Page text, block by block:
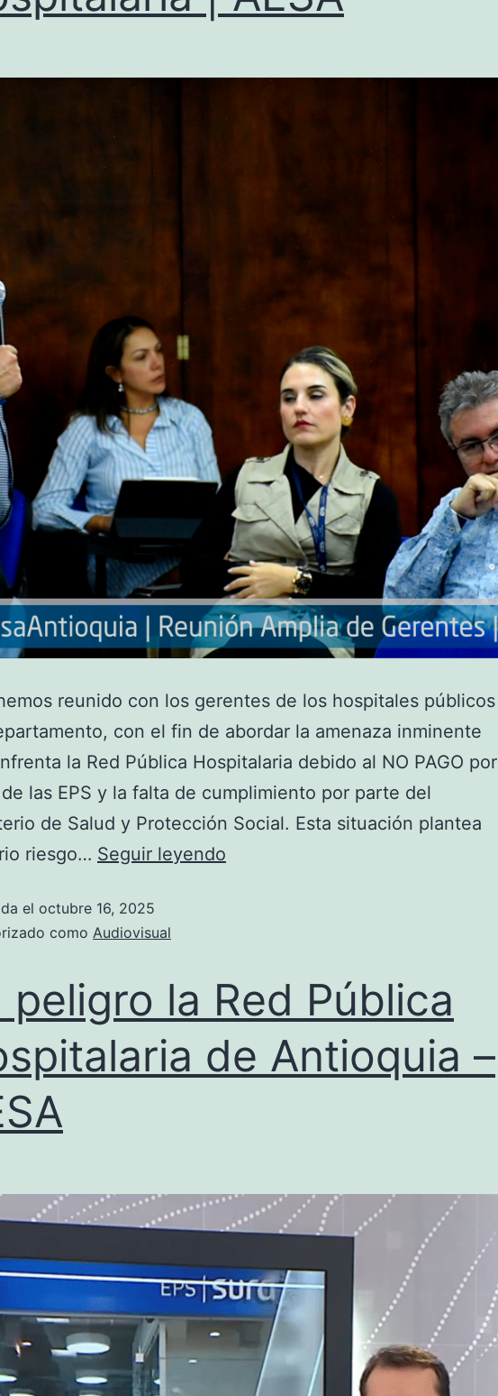
reunido con los gerentes de los hospitales públicos
con el fin de abordar la amenaza inminente
la Red Pública Hospitalaria debido al NO PAGO por
las EPS y la falta de cumplimiento por parte del
de Salud y Protección Social. Esta situación plantea
riesgo… Seguir leyendo
el octubre 16, 2025
como Audiovisual
peligro la Red Pública
de Antioquia –